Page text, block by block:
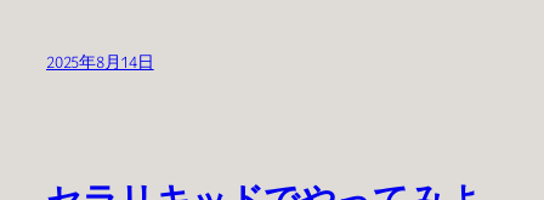
2025年8月14日